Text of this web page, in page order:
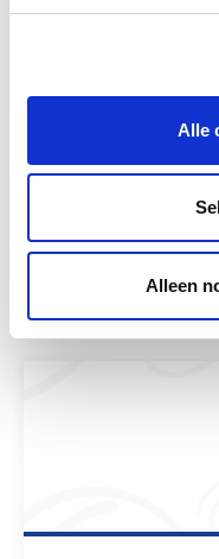
Alle
Alleen
Taalsteun
Meer lezen